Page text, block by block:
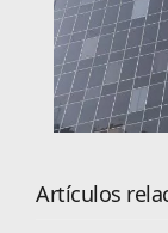
Artículos